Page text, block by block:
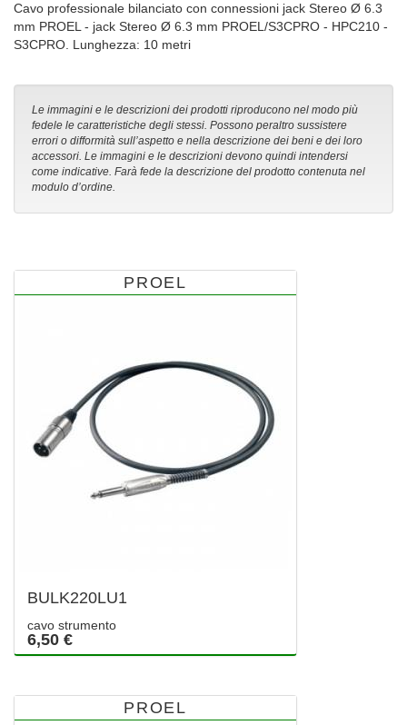
Cavo professionale bilanciato con connessioni jack Stereo Ø 6.3
mm PROEL - jack Stereo Ø 6.3 mm PROEL/S3CPRO - HPC210 -
S3CPRO. Lunghezza: 10 metri
Le immagini e le descrizioni dei prodotti riproducono nel modo più
fedele le caratteristiche degli stessi. Possono peraltro sussistere
errori o difformità sull’aspetto e nella descrizione dei beni e dei loro
accessori. Le immagini e le descrizioni devono quindi intendersi
come indicative. Farà fede la descrizione del prodotto contenuta nel
modulo d’ordine.
PROEL
BULK220LU1
cavo strumento
6,50 €
PROEL